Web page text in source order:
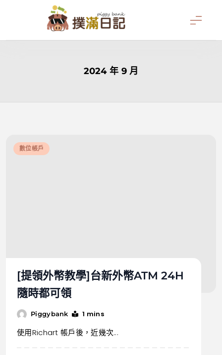
撲滿日記
2024 年 9 月
數位帳戶
[提領外幣教學]台新外幣ATM 24H
隨時都可領
Piggybank 1 mins
使用Richart 帳戶後，近幾次...